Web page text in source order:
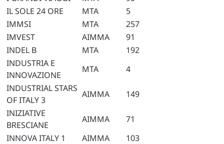
IL SOLE 24 ORE
MTA
5
IMMSI
MTA
257
IMVEST
AIMMA
91
INDEL B
MTA
192
INDUSTRIA E
INNOVAZIONE
MTA
4
INDUSTRIAL STARS
OF ITALY 3
AIMMA
149
INIZIATIVE
BRESCIANE
AIMMA
71
INNOVA ITALY 1
AIMMA
103